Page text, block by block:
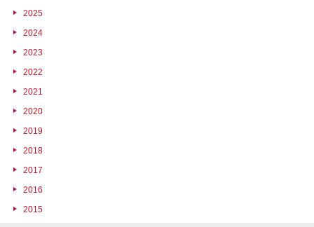
2025
2024
2023
2022
2021
2020
2019
2018
2017
2016
2015